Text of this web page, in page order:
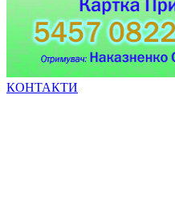
КОНТАКТИ